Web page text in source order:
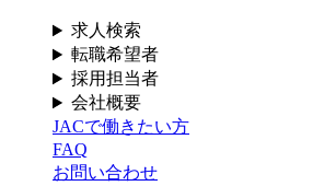
サービス（人材・ホテル・旅行
商社
流通（EC・運輸・小売）
消費財（食品・アパレル・トイ
求人検索
転職希望者
採用担当者
会社概要
JACで働きたい方
FAQ
お問い合わせ
個人情報取り扱いおよびサービス利